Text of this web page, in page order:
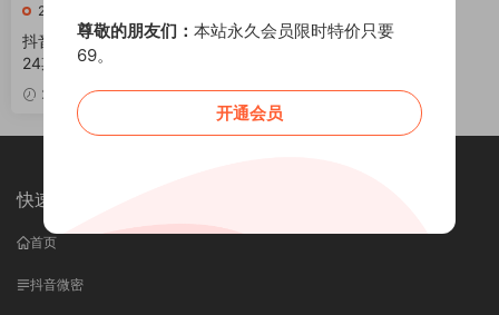
250
抖音 极品小姨 秘语空间 NO.0
24期 【6V】
2026-06-29
快速导航
首页
抖音微密
尊敬的朋友们： 本站永久会员限时特价只要
69。
开通会员